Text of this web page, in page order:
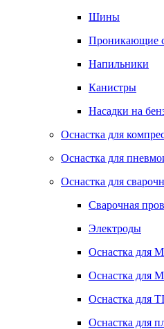
Шины
Проникающие
Напильники
Канистры
Насадки на
Оснастка для
Оснастка для
Оснастка для
Сварочная
Электроды
Оснастка для
Оснастка для
Оснастка для
Оснастка для